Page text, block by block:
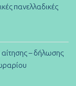
πανελλαδικές
– δήλωσης